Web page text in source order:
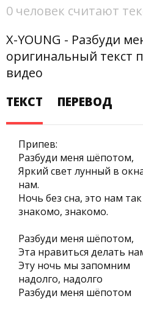
0 человек считают
X-YOUNG - Разбуди
оригинальный текст
видео
ТЕКСТ
ПЕРЕВОД
Припев:
Разбуди меня шёпотом,
Яркий свет лунный в
нам.
Ночь без сна, это нам так
знакомо, знакомо.
Разбуди меня шёпотом,
Эта нравиться делать
Эту ночь мы запомним
надолго, надолго
Разбуди меня шёпотом